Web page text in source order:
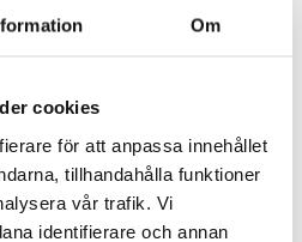
Om
cookies
för att anpassa innehållet
tillhandahålla funktioner
vår trafik. Vi
identifierare och annan